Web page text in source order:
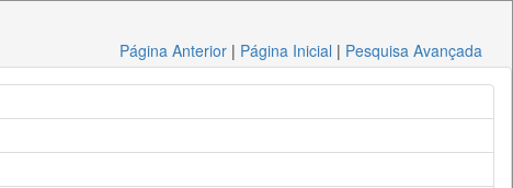
Página Anterior | Página Inicial | Pesquisa Avançada